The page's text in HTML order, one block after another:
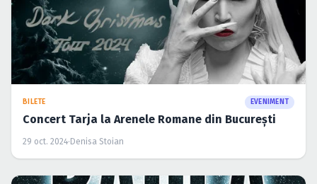
BILETE EVENIMENT
Concert Tarja la Arenele Romane din București
29 oct. 2024· Denisa Stoian